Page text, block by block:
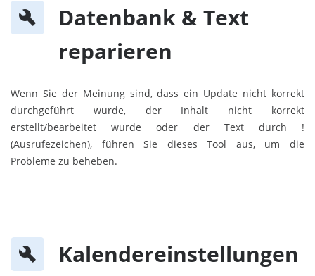
Datenbank & Text
reparieren
Wenn Sie der Meinung sind, dass ein Update nicht korrekt
durchgeführt wurde, der Inhalt nicht korrekt
erstellt/bearbeitet wurde oder der Text durch !
(Ausrufezeichen), führen Sie dieses Tool aus, um die
Probleme zu beheben.
Kalendereinstellungen